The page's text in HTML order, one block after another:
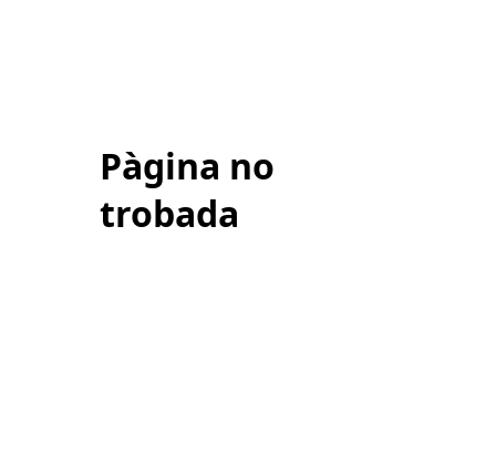
Pàgina no
trobada